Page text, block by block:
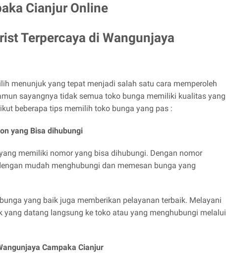
Cianjur Online
Terpercaya di Wangunjaya
menunjuk yang tepat menjadi salah satu cara memperoleh
sayangnya tidak semua toko bunga memiliki kualitas yang
beberapa tips memilih toko bunga yang pas :
yang Bisa dihubungi
memiliki nomor yang bisa dihubungi. Dengan nomor
mudah menghubungi dan memesan bunga yang
yang baik juga memberikan pelayanan terbaik. Melayani
yang datang langsung ke toko atau yang menghubungi melalui
Campaka Cianjur